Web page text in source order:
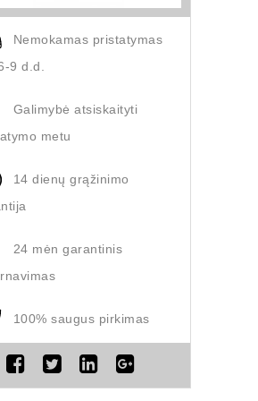
Nemokamas pristatymas
9 d.d.
Galimybė atsiskaityti
metu
14 dienų grąžinimo
24 mėn garantinis
100% saugus pirkimas